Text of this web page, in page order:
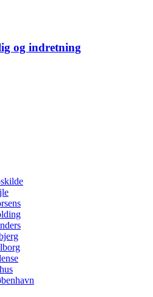
og indretning